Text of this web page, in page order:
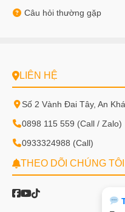
Câu hỏi thường gặp
LIÊN HỆ
Số 2 Vành Đai Tây, An
0898 115 559 (Call / Zalo)
0933324988 (Call)
THEO DÕI CHÚNG TÔI